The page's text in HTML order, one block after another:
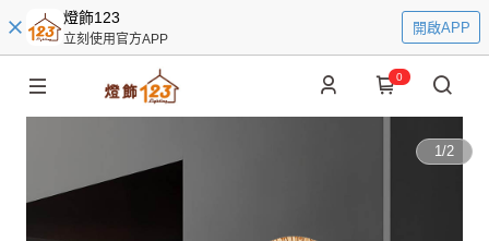
燈飾123
立刻使用官方APP
開啟APP
0
1/2